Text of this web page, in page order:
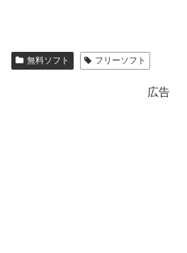
無料ソフト フリーソフト
広告